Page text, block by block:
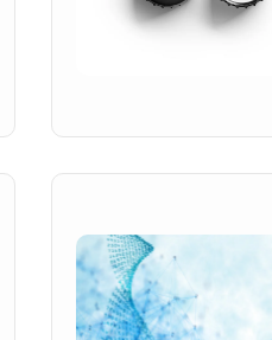
açıklanan şekilde kişisel verilerimin
GÖNDER